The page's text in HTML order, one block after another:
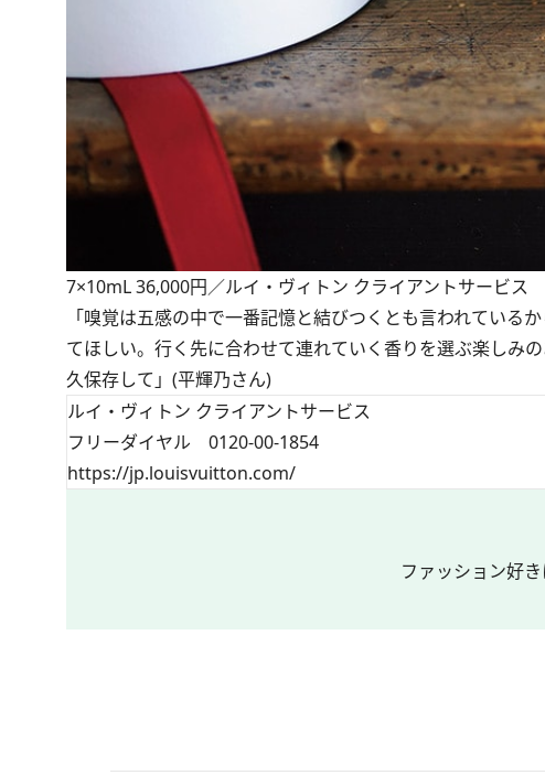
7×10mL 36,000円／ルイ・ヴィトン クライアントサービス
「嗅覚は五感の中で一番記憶と結びつくとも言われている
てほしい。行く先に合わせて連れていく香りを選ぶ楽しみ
久保存して」(平輝乃さん)
ルイ・ヴィトン クライアントサービス
フリーダイヤル 0120-00-1854
https://jp.louisvuitton.com/
ファッション好